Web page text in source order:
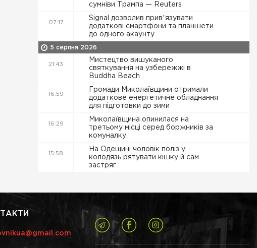
сумніви Трампа — Reuters
07:17
Signal дозволив привʼязувати
додаткові смартфони та планшети
до одного акаунту
5 серпня 2026
21:43
Мистецтво вишуканого
святкування на узбережжі в
Buddha Beach
16:59
Громади Миколаївщини отримали
додаткове енергетичне обладнання
для підготовки до зими
16:29
Миколаївщина опинилася на
третьому місці серед боржників за
комуналку
15:58
На Одещині чоловік поліз у
колодязь рятувати кішку й сам
застряг